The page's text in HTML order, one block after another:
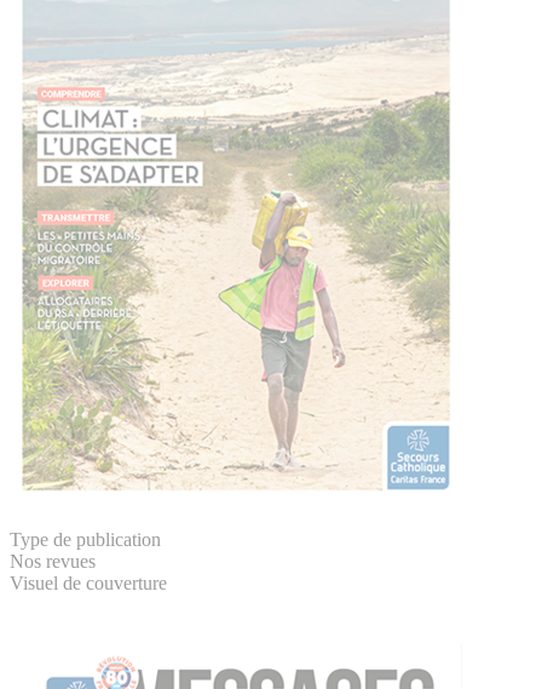
Type de publication
Nos revues
Visuel de couverture